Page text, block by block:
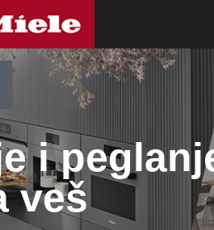
i
veš